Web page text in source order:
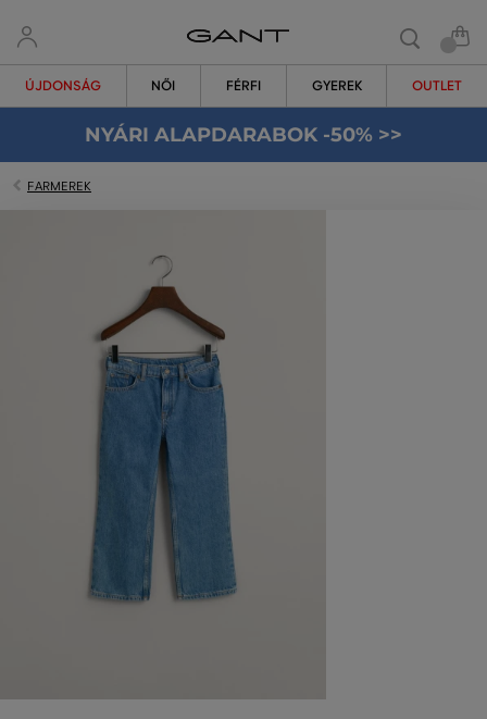
ÚJDONSÁG NŐI FÉRFI GYEREK OUTLET
NYÁRI ALAPDARABOK -50% >>
FARMEREK